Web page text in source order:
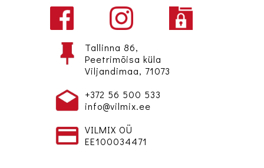
Tallinna 86,
Peetrimõisa küla
Viljandimaa, 71073
+372 56 500 533
info@vilmix.ee
VILMIX OÜ
EE100034471